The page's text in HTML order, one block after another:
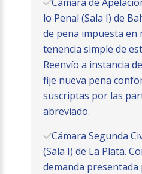
lo Penal (Sala I) de
de pena impuesta en
tenencia simple de
Reenvío a instancia
fije nueva pena
suscriptas por las
abreviado.
Cámara Segunda
(Sala I) de La Plata.
demanda